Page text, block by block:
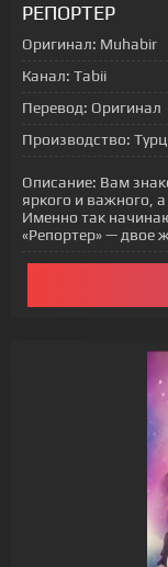
РЕПОРТЕР
Оригинал: Muhabir
Канал: Tabii
Перевод: Оригинал
Производство:
Описание: Вам
яркого и важного,
Именно так
«Репортер» — двое